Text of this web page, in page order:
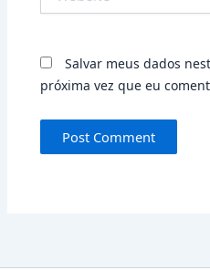
Salvar meus dados
próxima vez que eu